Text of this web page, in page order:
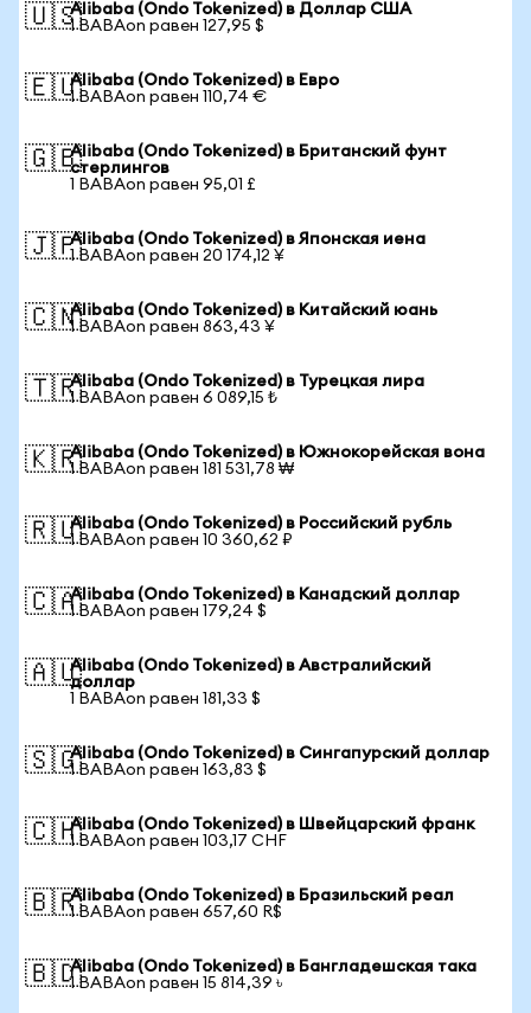
🇺🇸Alibaba (Ondo Tokenized) в Доллар США
1 BABAon равен 127,95 $
🇪🇺Alibaba (Ondo Tokenized) в Евро
1 BABAon равен 110,74 €
🇬🇧Alibaba (Ondo Tokenized) в Британский фунт
стерлингов
1 BABAon равен 95,01 £
🇯🇵Alibaba (Ondo Tokenized) в Японская иена
1 BABAon равен 20 174,12 ¥
🇨🇳Alibaba (Ondo Tokenized) в Китайский юань
1 BABAon равен 863,43 ¥
🇹🇷Alibaba (Ondo Tokenized) в Турецкая лира
1 BABAon равен 6 089,15 ₺
🇰🇷Alibaba (Ondo Tokenized) в Южнокорейская вона
1 BABAon равен 181 531,78 ₩
🇷🇺Alibaba (Ondo Tokenized) в Российский рубль
1 BABAon равен 10 360,62 ₽
🇨🇦Alibaba (Ondo Tokenized) в Канадский доллар
1 BABAon равен 179,24 $
🇦🇺Alibaba (Ondo Tokenized) в Австралийский
доллар
1 BABAon равен 181,33 $
🇸🇬Alibaba (Ondo Tokenized) в Сингапурский доллар
1 BABAon равен 163,83 $
🇨🇭Alibaba (Ondo Tokenized) в Швейцарский франк
1 BABAon равен 103,17 CHF
🇧🇷Alibaba (Ondo Tokenized) в Бразильский реал
1 BABAon равен 657,60 R$
🇧🇩Alibaba (Ondo Tokenized) в Бангладешская така
1 BABAon равен 15 814,39 ৳